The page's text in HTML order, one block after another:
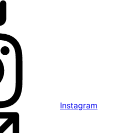
Instagram